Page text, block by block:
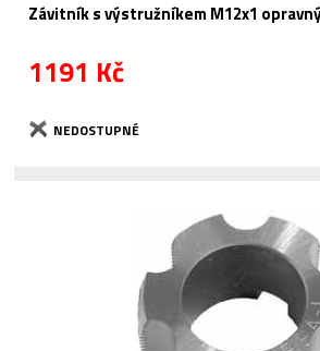
Závitník s výstružníkem M12x1
1191 Kč
NEDOSTUPNÉ